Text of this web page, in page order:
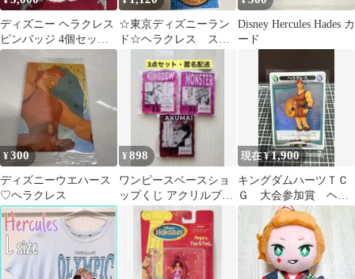
ディズニー ヘラクレス
ピンバッジ 4個セット
メガラ ハデス 希
少 輸入品
☆東京ディズニーラン
ド☆ヘラクレス ステ
ッカー シール
Disney Hercules Hades カ
ード
¥300
ディズニーウエハース
♡ヘラクレス
¥898
ワンピースベースショ
ップくじ アクリルブロ
ックチャーム キングデ
ュー モンスター
現在 ¥1,900
キングダムハーツＴＣ
Ｇ 大会参加賞 ヘラ
クレスパラレル